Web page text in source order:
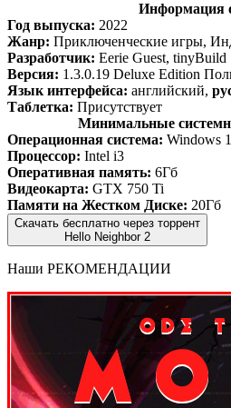
Информация
Год выпуска: 2022
Жанр: Приключенческие игры,
Разработчик: Eerie Guest, tinyBuild
Версия: 1.3.0.19 Deluxe Edition
Язык интерфейса: английский,
Таблетка: Присутствует
Минимальные
Операционная система: Windows
Процессор: Intel i3
Оперативная память: 6Гб
Видеокарта: GTX 750 Ti
Памяти на Жестком Диске: 20Гб
Скачать бесплатно через торрент
Hello Neighbor 2
Наши РЕКОМЕНДАЦИИ